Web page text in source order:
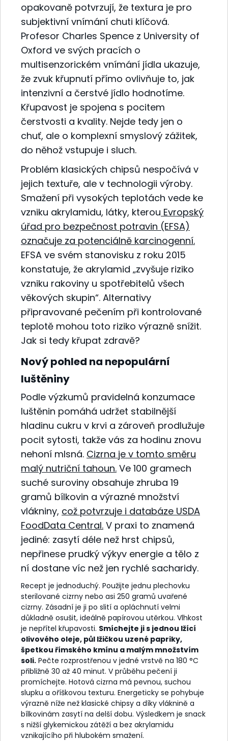
opakovaně potvrzují, že textura je pro
subjektivní vnímání chuti klíčová.
Profesor Charles Spence z University of
Oxford ve svých pracích o
multisenzorickém vnímání jídla ukazuje,
že zvuk křupnutí přímo ovlivňuje to, jak
intenzivní a čerstvé jídlo hodnotíme.
Křupavost je spojena s pocitem
čerstvosti a kvality. Nejde tedy jen o
chuť, ale o komplexní smyslový zážitek,
do něhož vstupuje i sluch.
Problém klasických chipsů nespočívá v
jejich textuře, ale v technologii výroby.
Smažení při vysokých teplotách vede ke
vzniku akrylamidu, látky, kterou Evropský
úřad pro bezpečnost potravin (EFSA)
označuje za potenciálně karcinogenní.
EFSA ve svém stanovisku z roku 2015
konstatuje, že akrylamid „zvyšuje riziko
vzniku rakoviny u spotřebitelů všech
věkových skupin“. Alternativy
připravované pečením při kontrolované
teplotě mohou toto riziko výrazně snížit.
Jak si tedy křupat zdravě?
Nový pohled na nepopulární
luštěniny
Podle výzkumů pravidelná konzumace
luštěnin pomáhá udržet stabilnější
hladinu cukru v krvi a zároveň prodlužuje
pocit sytosti, takže vás za hodinu znovu
nehoní mlsná. Cizrna je v tomto směru
malý nutriční tahoun. Ve 100 gramech
suché suroviny obsahuje zhruba 19
gramů bílkovin a výrazné množství
vlákniny, což potvrzuje i databáze USDA
FoodData Central. V praxi to znamená
jediné: zasytí déle než hrst chipsů,
nepřinese prudký výkyv energie a tělo z
ní dostane víc než jen rychlé sacharidy.
Recept je jednoduchý. Použijte jednu plechovku
sterilované cizrny nebo asi 250 gramů uvařené
cizrny. Zásadní je ji po slití a opláchnutí velmi
důkladně osušit, ideálně papírovou utěrkou. Vlhkost
je nepřítel křupavosti. Smíchejte ji s jednou lžící
olivového oleje, půl lžičkou uzené papriky,
špetkou římského kmínu a malým množstvím
soli. Pečte rozprostřenou v jedné vrstvě na 180 °C
přibližně 30 až 40 minut. V průběhu pečení ji
promíchejte. Hotová cizrna má pevnou, suchou
slupku a oříškovou texturu. Energeticky se pohybuje
výrazně níže než klasické chipsy a díky vláknině a
bílkovinám zasytí na delší dobu. Výsledkem je snack
s nižší glykemickou zátěží a bez akrylamidu
vznikajícího při hlubokém smažení.